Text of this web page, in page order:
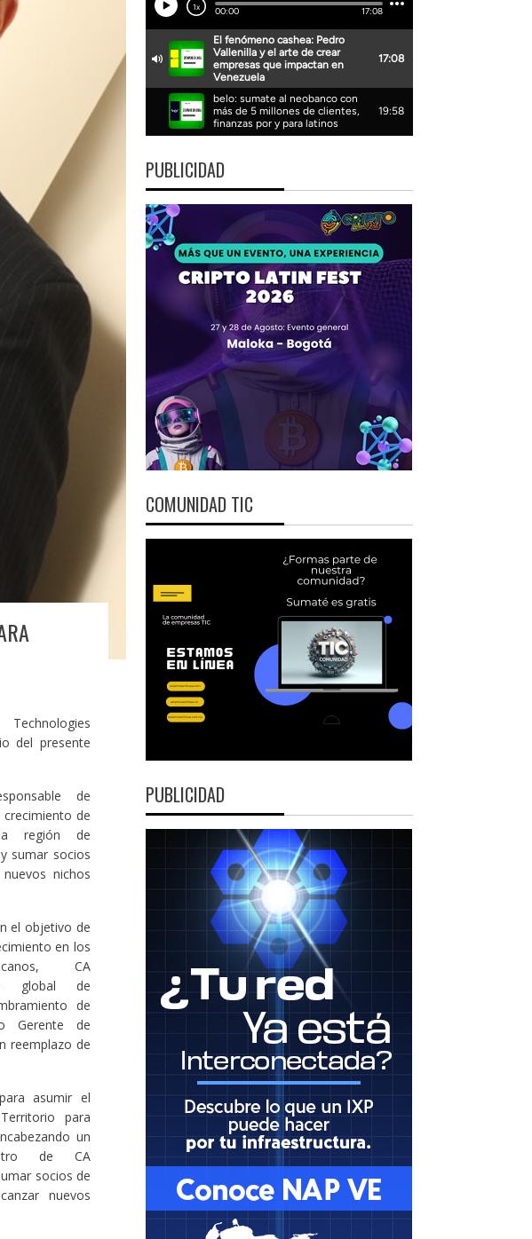
del presente
de
de
región de
sumar socios
nichos
el objetivo de
en los
CA
global de
de
Gerente de
reemplazo de
asumir el
para
un
de CA
socios de
nuevos
PUBLICIDAD
COMUNIDAD TIC
PUBLICIDAD